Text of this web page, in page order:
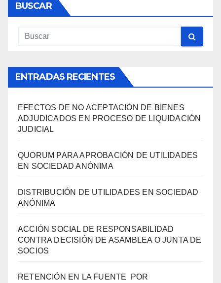
BUSCAR
ENTRADAS RECIENTES
EFECTOS DE NO ACEPTACIÓN DE BIENES
ADJUDICADOS EN PROCESO DE LIQUIDACIÓN
JUDICIAL
QUORUM PARA APROBACIÓN DE UTILIDADES
EN SOCIEDAD ANÓNIMA
DISTRIBUCIÓN DE UTILIDADES EN SOCIEDAD
ANÓNIMA
ACCIÓN SOCIAL DE RESPONSABILIDAD
CONTRA DECISIÓN DE ASAMBLEA O JUNTA DE
SOCIOS
RETENCIÓN EN LA FUENTE POR